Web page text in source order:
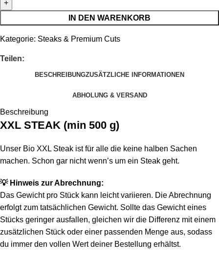
IN DEN WARENKORB
Kategorie: Steaks & Premium Cuts
Teilen:
BESCHREIBUNGZUSÄTZLICHE INFORMATIONEN
ABHOLUNG & VERSAND
Beschreibung
XXL STEAK (min 500 g)
Unser Bio XXL Steak ist für alle die keine halben Sachen
machen. Schon gar nicht wenn’s um ein Steak geht.
💡 Hinweis zur Abrechnung:
Das Gewicht pro Stück kann leicht variieren. Die Abrechnung
erfolgt zum tatsächlichen Gewicht. Sollte das Gewicht eines
Stücks geringer ausfallen, gleichen wir die Differenz mit einem
zusätzlichen Stück oder einer passenden Menge aus, sodass
du immer den vollen Wert deiner Bestellung erhältst.